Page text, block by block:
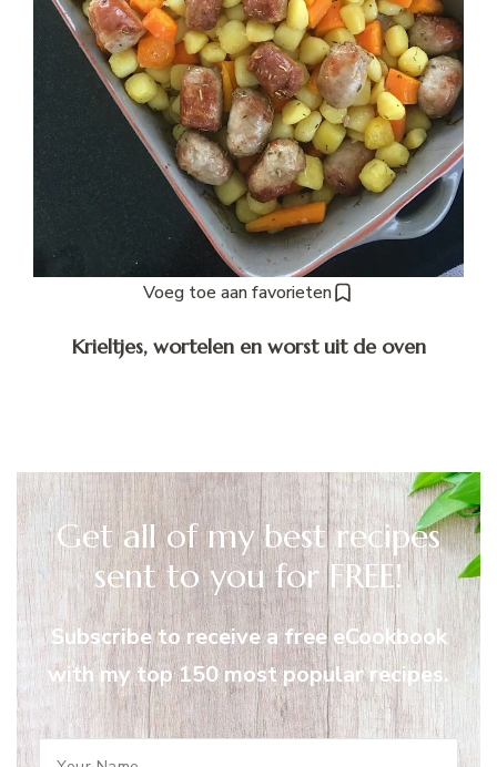
Voeg toe aan favorieten
Krieltjes, wortelen en worst uit de oven
Get all of my best recipes
sent to you for FREE!
Subscribe to receive a free eCookbook
with my top 150 most popular recipes.